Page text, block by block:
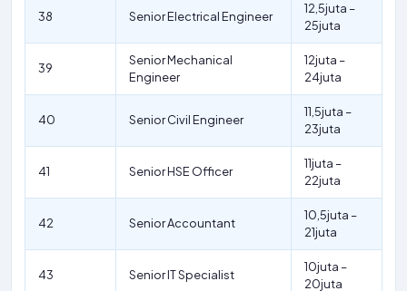
38 Senior Electrical Engineer
12,5juta –
25juta
39
Senior Mechanical
Engineer
12juta –
24juta
40 Senior Civil Engineer
11,5juta –
23juta
41 Senior HSE Officer
11juta –
22juta
42 Senior Accountant
10,5juta –
21juta
43 Senior IT Specialist
10juta –
20juta